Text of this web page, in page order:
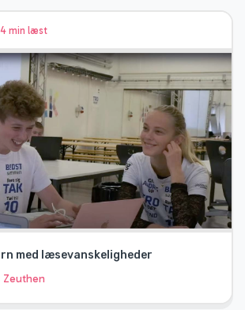
4 min læst
med læsevanskeligheder
Zeuthen